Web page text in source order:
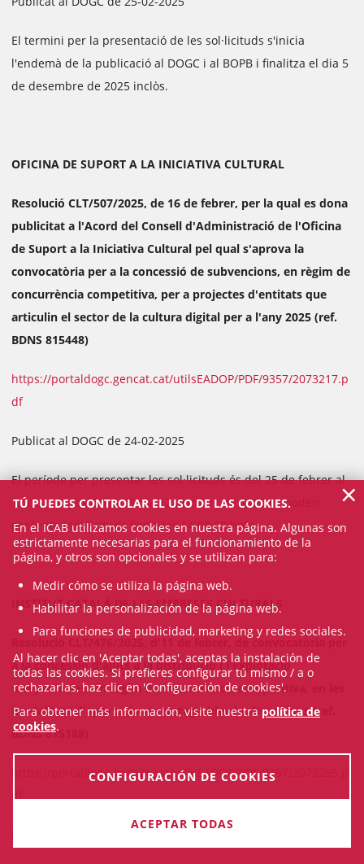
El termini per la presentació de les sol·licituds s'inicia
l'endemà de la publicació al DOGC i al BOPB i finalitza el dia 5
de desembre de 2025 inclòs.
OFICINA DE SUPORT A LA INICIATIVA CULTURAL
Resolució CLT/507/2025, de 16 de febrer, per la qual es dona
publicitat a l'Acord del Consell d'Administració de l'Oficina
de Suport a la Iniciativa Cultural pel qual s'aprova la
convocatòria per a la concessió de subvencions, en règim de
concurrència competitiva, per a projectes d'entitats que
articulin el sector de la cultura digital per a l'any 2025 (ref.
BDNS 815448)
https://portaldogc.gencat.cat/utilsEADOP/PDF/9357/2073217.p
df
Publicat al DOGC de 24-02-2025
El període per presentar les sol·licituds és del 25 de febrer al
12 de març de 2025. El dia 12 de març de 2025 es poden
presentar sol·licituds fins a les 14:00:00 hores.
INSTITUT CATALÀ DE LES EMPRESES CULTURALS
Resolució CLT/476/2025, d'11 de febrer, de convocatòria per
a la concessió d'ajuts a la distribució i l'explotació
d'espectacles, en règim de concurrència competitiva, en les
modalitats d'aportacions reintegrables i subvencions (ref.
BDNS 815188)
https://portaldogc.gencat.cat/utilsEADOP/PDF/9357/2073295.p
df
TÚ PUEDES CONTROLAR EL USO DE LAS COOKIES.
En el ICAB utilizamos cookies en nuestra página. Algunas son
estrictamente necesarias para el funcionamiento de la
página, y otros son opcionales y se utilizan para:
Medir cómo se utiliza la página web.
Habilitar la personalización de la página web.
Para funciones de publicidad, marketing y redes sociales.
Al hacer clic en 'Aceptar todas', aceptas la instalación de
todas las cookies. Si prefieres configurar tú mismo / a o
rechazarlas, haz clic en 'Configuración de cookies'.
Para obtener más información, visite nuestra política de
cookies.
CONFIGURACIÓN DE COOKIES
ACEPTAR TODAS
×